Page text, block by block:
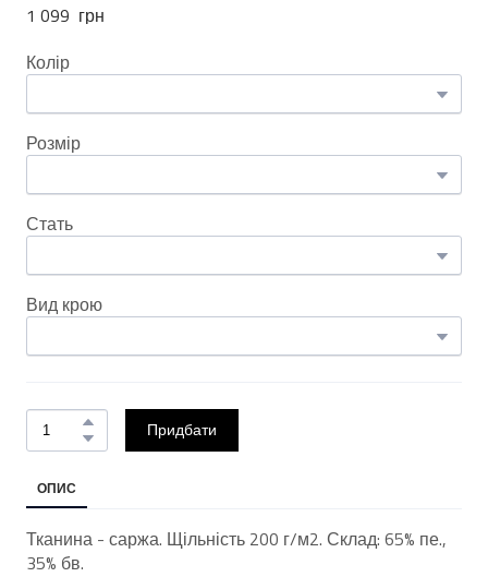
1 099  грн
Колір
Розмір
Стать
Вид крою
Придбати
ОПИС
Тканина - саржа. Щільність 200 г/м2. Склад: 65% пе.,
35% бв.